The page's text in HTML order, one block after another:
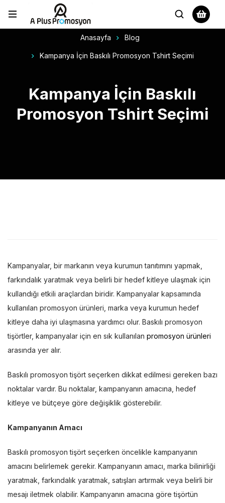
Anasayfa Blog
Kampanya İçin Baskılı Promosyon Tshirt Seçimi
Kampanya İçin Baskılı
Promosyon Tshirt Seçimi
Kampanyalar, bir markanın veya kurumun tanıtımını yapmak,
farkındalık yaratmak veya belirli bir hedef kitleye ulaşmak için
kullandığı etkili araçlardan biridir. Kampanyalar kapsamında
kullanılan promosyon ürünleri, marka veya kurumun hedef
kitleye daha iyi ulaşmasına yardımcı olur. Baskılı promosyon
tişörtler, kampanyalar için en sık kullanılan promosyon ürünleri
arasında yer alır.
Baskılı promosyon tişört seçerken dikkat edilmesi gereken bazı
noktalar vardır. Bu noktalar, kampanyanın amacına, hedef
kitleye ve bütçeye göre değişiklik gösterebilir.
Kampanyanın Amacı
Baskılı promosyon tişört seçerken öncelikle kampanyanın
amacını belirlemek gerekir. Kampanyanın amacı, marka bilinirliği
yaratmak, farkındalık yaratmak, satışları artırmak veya belirli bir
mesajı iletmek olabilir. Kampanyanın amacına göre tişörtün